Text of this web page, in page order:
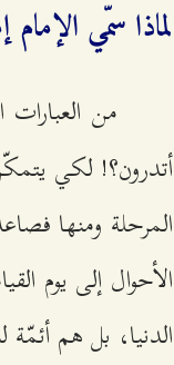
لماذا سمّي الإمام
من
أتدرون؟! لكي
المرحلة ومنها
الأحوال إلى يوم
الدنيا، بل هم